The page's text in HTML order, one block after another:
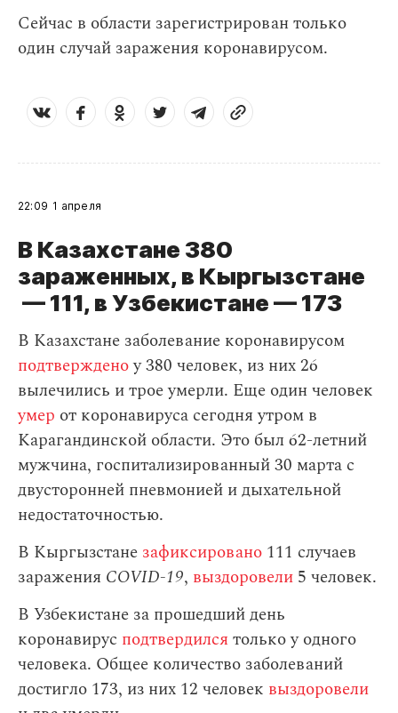
Сейчас в области зарегистрирован только
один случай заражения коронавирусом.
22:09 1 апреля
В Казахстане 380
зараженных, в Кыргызстане
— 111, в Узбекистане — 173
В Казахстане заболевание коронавирусом
подтвержденоу 380 человек, из них 26
вылечились и трое умерли. Еще один человек
умер от коронавируса сегодня утром в
Карагандинской области. Это был 62-летний
мужчина, госпитализированный 30 марта с
двусторонней пневмонией и дыхательной
недостаточностью.
В Кыргызстане зафиксировано 111 случаев
заражения СOVID-19, выздоровели 5 человек.
В Узбекистане за прошедший день
коронавирус подтвердился только у одного
человека. Общее количество заболеваний
достигло 173, из них 12 человек выздоровели